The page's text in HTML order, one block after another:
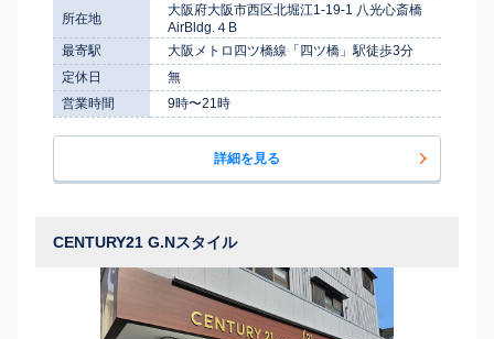
所在地
大阪府大阪市西区北堀江1-19-1 八光心斎橋
AirBldg.４B
最寄駅
大阪メトロ四ツ橋線「四ツ橋」駅徒歩3分
定休日
無
営業時間
9時〜21時
詳細を見る
CENTURY21 G.Nスタイル